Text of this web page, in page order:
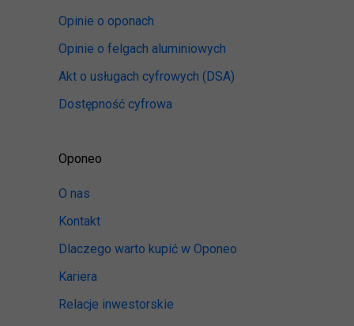
Opinie o oponach
Opinie o felgach aluminiowych
Akt o usługach cyfrowych (DSA)
Dostępność cyfrowa
Oponeo
O nas
Kontakt
Dlaczego warto kupić w Oponeo
Kariera
Relacje inwestorskie